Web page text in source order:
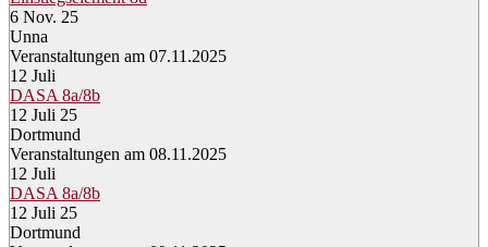
6 Nov. 25
Unna
Veranstaltungen am 07.11.2025
12 Juli
DASA 8a/8b
12 Juli 25
Dortmund
Veranstaltungen am 08.11.2025
12 Juli
DASA 8a/8b
12 Juli 25
Dortmund